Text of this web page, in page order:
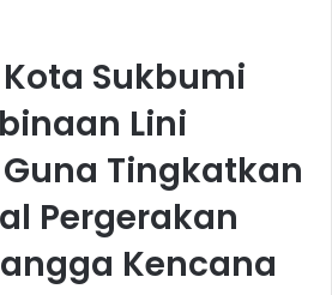
Sukbumi
Lini
Tingkatkan
Pergerakan
Kencana